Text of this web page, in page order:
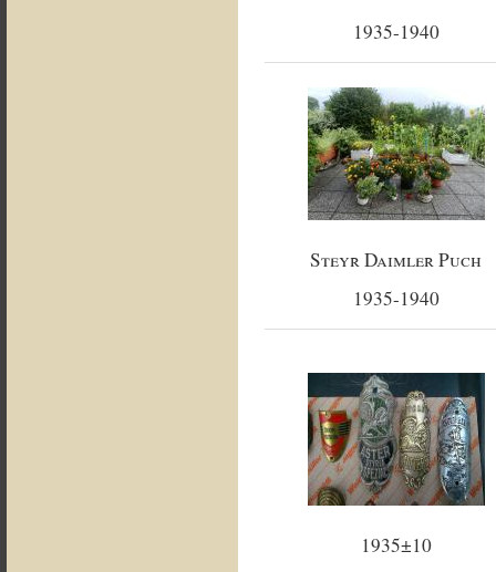
1935-1940
Steyr Daimler Puch
1935-1940
1935±10